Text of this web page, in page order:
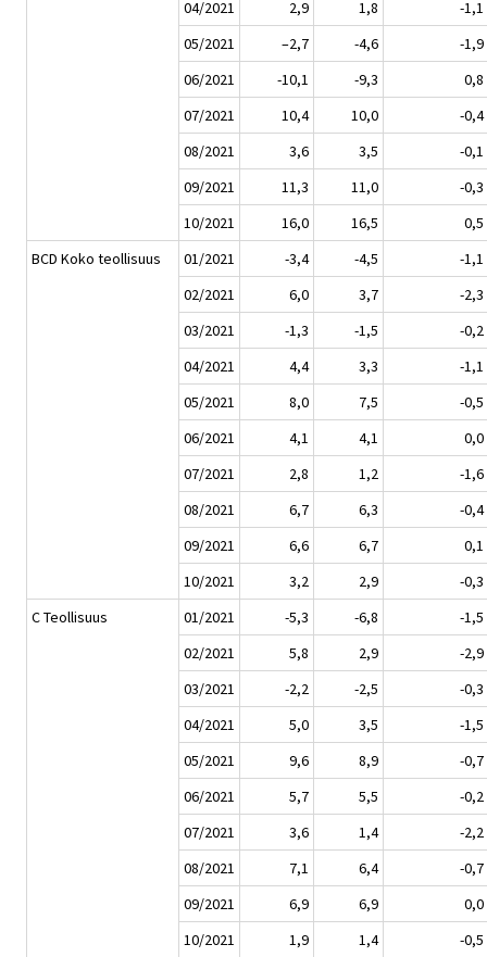
04/2021
2,9 1,8
-1,1
05/2021
–2,7 -4,6
-1,9
06/2021
-10,1 -9,3
0,8
07/2021
10,4 10,0
-0,4
08/2021
3,6 3,5
-0,1
09/2021
11,3 11,0
-0,3
10/2021
16,0 16,5
0,5
BCD Koko teollisuus
01/2021 -3,4 -4,5
-1,1
02/2021
6,0 3,7
-2,3
03/2021
-1,3 -1,5
-0,2
04/2021
4,4 3,3
-1,1
05/2021
8,0 7,5
-0,5
06/2021
4,1 4,1
0,0
07/2021
2,8 1,2
-1,6
08/2021
6,7 6,3
-0,4
09/2021
6,6 6,7
0,1
10/2021
3,2 2,9
-0,3
C Teollisuus
01/2021 -5,3 -6,8
-1,5
02/2021
5,8 2,9
-2,9
03/2021
-2,2 -2,5
-0,3
04/2021
5,0 3,5
-1,5
05/2021
9,6 8,9
-0,7
06/2021
5,7 5,5
-0,2
07/2021
3,6 1,4
-2,2
08/2021
7,1 6,4
-0,7
09/2021
6,9 6,9
0,0
10/2021
1,9 1,4 -0,5